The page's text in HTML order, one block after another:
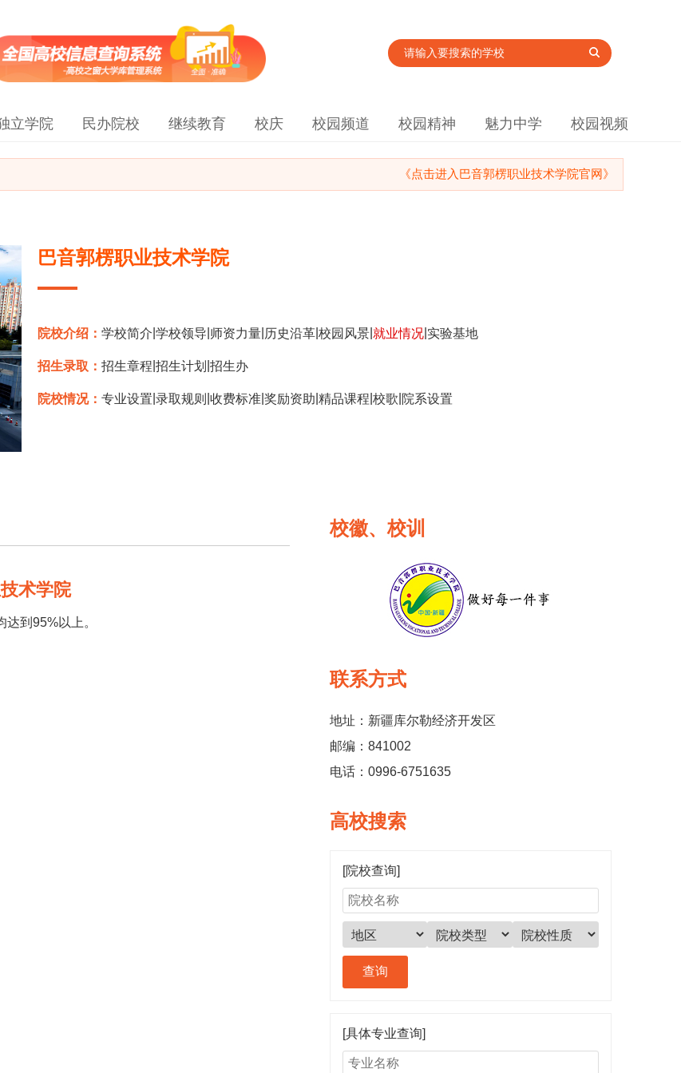
立学院 民办院校 继续教育 校庆 校园频道 校园精神 魅力中学 校园视频
《点击进入巴音郭楞职业技术学院官网》
巴音郭楞职业技术学院
院校介绍：学校简介 |学校领导 师资力量 历史沿革 |校园风景 就业情况 实验基地
招生录取：招生章程 |招生计划 |招生办
院校情况：专业设置 |录取规则 |收费标准 |奖励资助 精品课程 |校歌 院系设置
术学院
到95%以上。
校徽、校训
联系方式
地址：新疆库尔勒经济开发区
邮编：841002
电话：0996-6751635
高校搜索
[院校查询]
[具体专业查询]